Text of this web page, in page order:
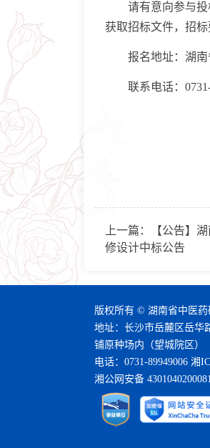
请有意向参与投标
获取招标文件，招标
报名地址：湖南省
联系电话：0731-
上一篇：
【公告】
修设计中标公告
版权所有 © 湖南省中医药
地址：长沙市岳麓区岳华
铺原种场内（望城院区）
电话：0731-89949006 湘
湘公网安备